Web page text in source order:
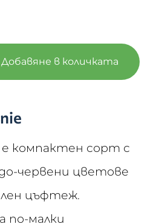
Добавяне в количката
е компактен сорт с
червени цветове
цъфтеж.
по-малки